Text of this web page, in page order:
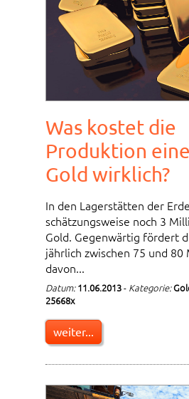
Was kostet die
Produktion
Gold wirklich?
In den Lagerstätten der
schätzungsweise noch 3
Gold. Gegenwärtig fördert
jährlich zwischen 75 und 80
davon...
Datum: 11.06.2013- Kategorie:
25668x
weiter...